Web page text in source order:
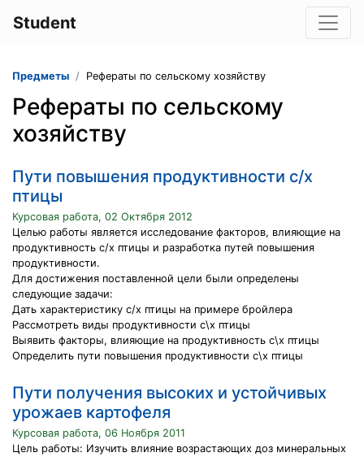
Student
Предметы Рефераты по сельскому хозяйству
Рефераты по сельскому
хозяйству
Пути повышения продуктивности с/х
птицы
Курсовая работа, 02 Октября 2012
Целью работы является исследование факторов, влияющие на
продуктивность с/х птицы и разработка путей повышения
продуктивности.
Для достижения поставленной цели были определены
следующие задачи:
Дать характеристику с/х птицы на примере бройлера
Рассмотреть виды продуктивности c\х птицы
Выявить факторы, влияющие на продуктивность с\х птицы
Определить пути повышения продуктивности с\х птицы
Пути получения высоких и устойчивых
урожаев картофеля
Курсовая работа, 06 Ноября 2011
Цель работы: Изучить влияние возрастающих доз минеральных